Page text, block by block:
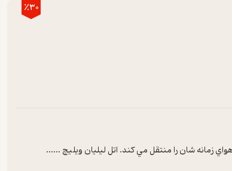
٪30
زمانه شان را منتقل مي کند. اتل ليليان ويليچ ......